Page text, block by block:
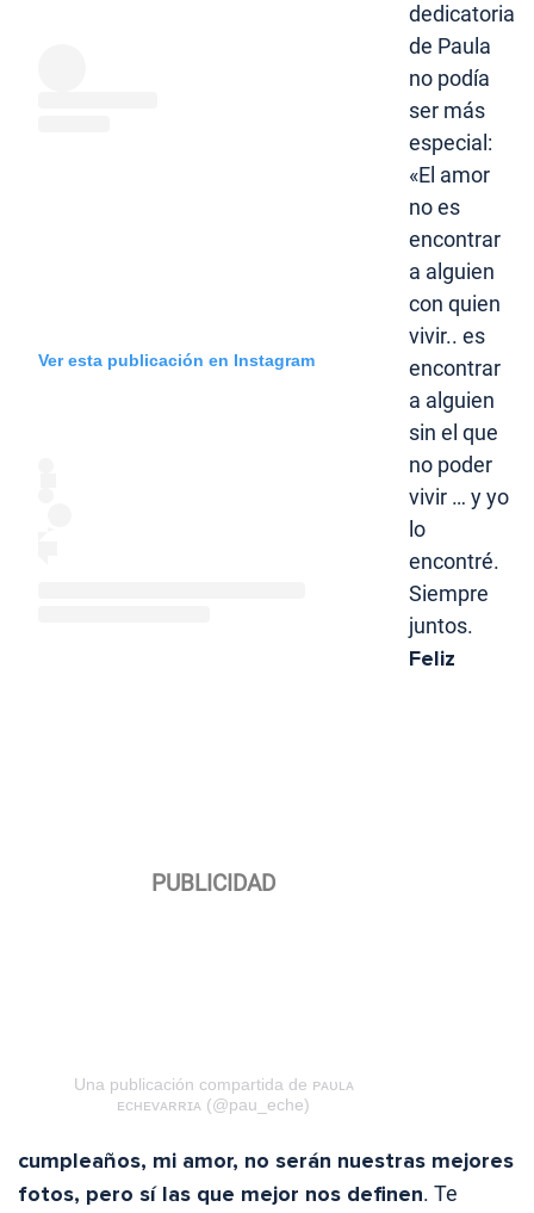
Ver esta publicación en Instagram
Una publicación compartida de ᴘᴀᴜʟᴀ
ᴇᴄʜᴇᴠᴀʀʀɪᴀ (@pau_eche)
dedicatoria
de Paula
no podía
ser más
especial:
«El amor
no es
encontrar
a alguien
con quien
vivir.. es
encontrar
a alguien
sin el que
no poder
vivir … y yo
lo
encontré.
Siempre
juntos.
Feliz
cumpleaños, mi amor, no serán nuestras mejores
fotos, pero sí las que mejor nos definen. Te